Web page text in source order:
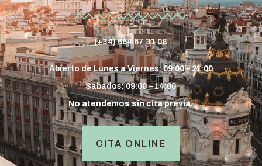
(+34) 664 67 31 08
Abierto de Lunes a Viernes: 09:00 – 21:00
Sábados: 09:00 – 14:00
No atendemos sin cita previa.
CITA ONLINE